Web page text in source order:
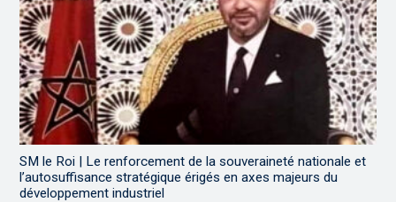
SM le Roi | Le renforcement de la souveraineté nationale et
l’autosuffisance stratégique érigés en axes majeurs du
développement industriel